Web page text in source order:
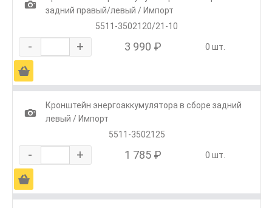
1
задний правый/левый / Импорт
5511-3502120/21-10
- + 3 990 ₽ 0 шт.
Ä
1
Кронштейн энергоаккумулятора в сборе задний
левый / Импорт
5511-3502125
- + 1 785 ₽ 0 шт.
Ä